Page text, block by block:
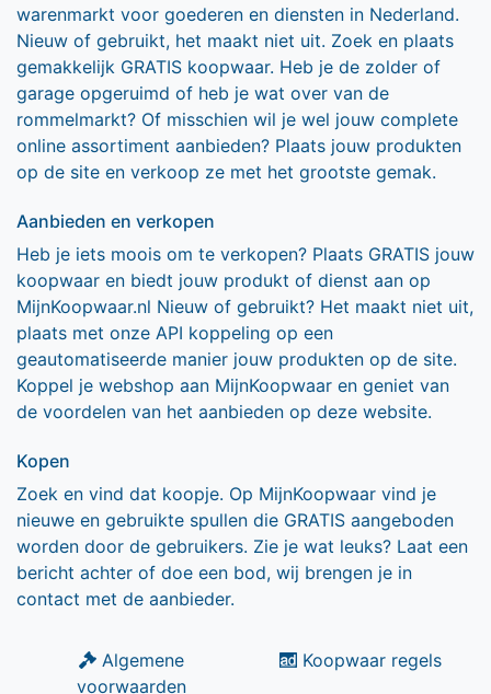
warenmarkt voor goederen en diensten in Nederland.
Nieuw of gebruikt, het maakt niet uit. Zoek en plaats
gemakkelijk GRATIS koopwaar. Heb je de zolder of
garage opgeruimd of heb je wat over van de
rommelmarkt? Of misschien wil je wel jouw complete
online assortiment aanbieden? Plaats jouw produkten
op de site en verkoop ze met het grootste gemak.
Aanbieden en verkopen
Heb je iets moois om te verkopen? Plaats GRATIS jouw
koopwaar en biedt jouw produkt of dienst aan op
MijnKoopwaar.nl Nieuw of gebruikt? Het maakt niet uit,
plaats met onze API koppeling op een
geautomatiseerde manier jouw produkten op de site.
Koppel je webshop aan MijnKoopwaar en geniet van
de voordelen van het aanbieden op deze website.
Kopen
Zoek en vind dat koopje. Op MijnKoopwaar vind je
nieuwe en gebruikte spullen die GRATIS aangeboden
worden door de gebruikers. Zie je wat leuks? Laat een
bericht achter of doe een bod, wij brengen je in
contact met de aanbieder.
Algemene
voorwaarden
Koopwaar regels